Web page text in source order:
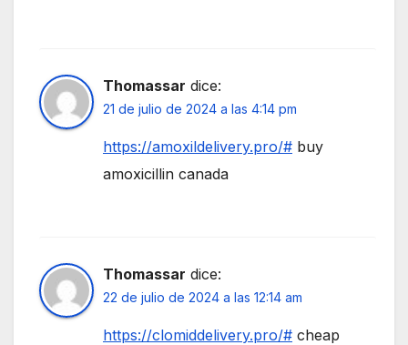
Thomassar dice:
21 de julio de 2024 a las 4:14 pm
https://amoxildelivery.pro/# buy
amoxicillin canada
Thomassar dice:
22 de julio de 2024 a las 12:14 am
https://clomiddelivery.pro/# cheap